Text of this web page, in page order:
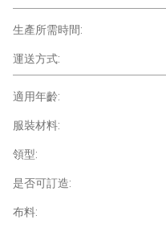
生產所需時間:
運送方式:
適用年齡:
服裝材料:
領型:
是否可訂造:
布料: